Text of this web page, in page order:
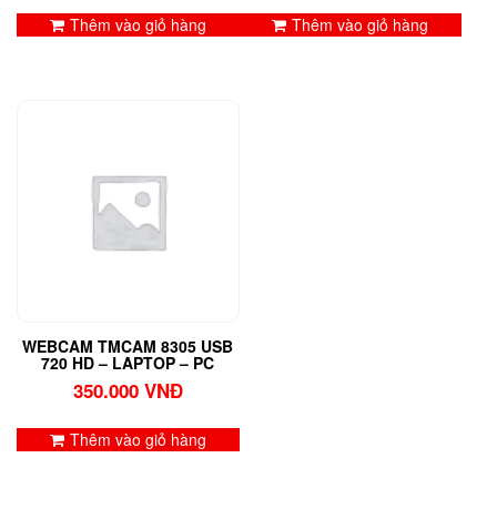
Thêm vào giỏ hàng Thêm vào giỏ hàng
WEBCAM TMCAM 8305 USB
720 HD – LAPTOP – PC
350.000 VNĐ
Thêm vào giỏ hàng